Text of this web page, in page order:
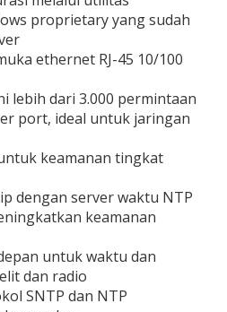
proprietary yang sudah
ethernet RJ-45 10/100
lebih dari 3.000 permintaan
port, ideal untuk jaringan
keamanan tingkat
dengan server waktu NTP
keamanan
untuk waktu dan
dan radio
SNTP dan NTP